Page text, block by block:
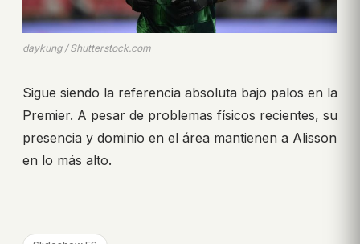
daykung / Shutterstock.com
Sigue siendo la referencia absoluta bajo palos en la
Premier. A pesar de problemas físicos recientes, su
presencia y dominio en el área mantienen a Alisson
en lo más alto.